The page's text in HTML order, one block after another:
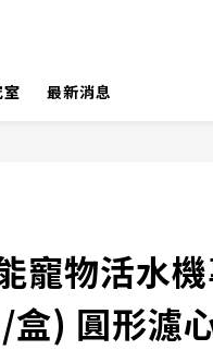
最新消息
寵物活水
) 圓形濾